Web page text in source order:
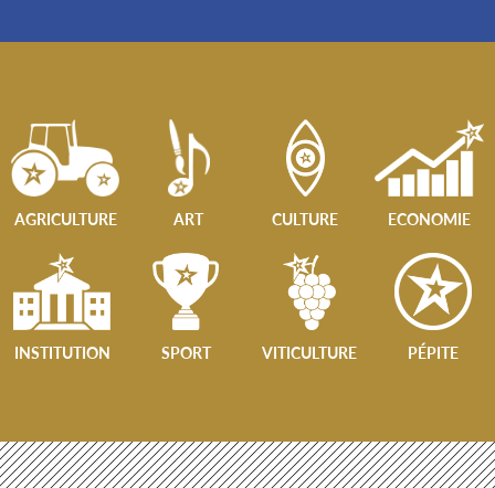
AGRICULTURE ART CULTURE ECONOMIE
INSTITUTION SPORT VITICULTURE PÉPITE